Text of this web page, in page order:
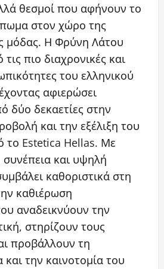
θεσμοί που αφήνουν το
στον χώρο της
μόδας. Η Φρύνη Λάτου
πιο διαχρονικές και
του ελληνικού
αφιερώσει
δύο δεκαετίες στην
και την εξέλιξη του
το Estetica Hellas. Με
και υψηλή
καθοριστικά στη
καθιέρωση
αναδεικνύουν την
στηρίζουν τους
προβάλλουν τη
και την καινοτομία του